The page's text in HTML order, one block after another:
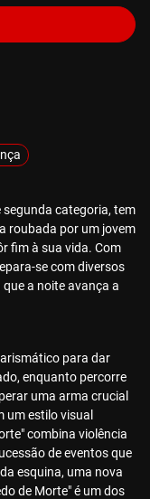
segunda categoria, tem
roubada por um jovem
fim à sua vida. Com
se com diversos
a noite avança a
para dar
enquanto percorre
uma arma crucial
um estilo visual
combina violência
de eventos que
esquina, uma nova
de Morte" é um dos